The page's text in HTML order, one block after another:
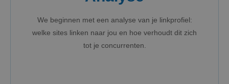
We beginnen met een analyse van je linkprofiel:
welke sites linken naar jou en hoe verhoudt dit zich
tot je concurrenten.